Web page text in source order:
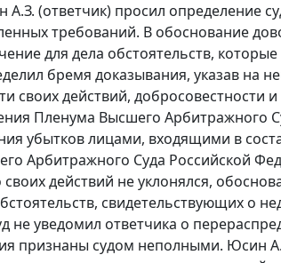
(ответчик) просил определение
требований. В обоснование
для дела обстоятельств,
бремя доказывания, указав на
своих действий, добросовестности
Пленума Высшего Арбитражного
убытков лицами, входящими в
Арбитражного Суда Российской
действий не уклонялся,
свидетельствующих о
не уведомил ответчика о
признаны судом неполными. Юсин